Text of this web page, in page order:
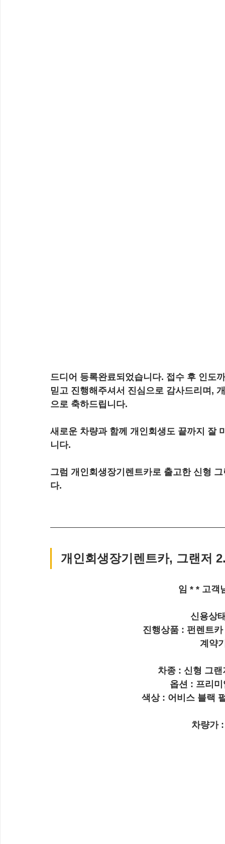
드디어 등록완료되었습니다. 접수 후 인도
믿고 진행해주셔서 진심으로 감사드리며,
으로 축하드립니다.
새로운 차량과 함께 개인회생도 끝까지 잘
니다.
그럼 개인회생장기렌트카로 출고한 신형
다.
개인회생장기렌트카, 그랜저
임 * * 고객
신용상
진행상품 : 펀렌트
계약
차종 : 신형 그
옵션 : 프리
색상 : 어비스 블랙
차량가